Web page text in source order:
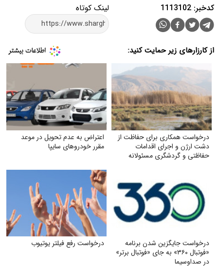
لینک کوتاه کدخبر: 1113102
از کارزارهای زیر حمایت کنید:
درخواست همکاری برای حفاظت از
دشت ارژن و اجرای اقدامات
حفاظتی و گردشگری مسئولانه
اعتراض به عدم تحویل در موعد
مقرر خودروهای سایپا
درخواست جایگزین شدن برنامه
«فوتبال ۳۶۰» به جای «فوتبال برتر»
در صداوسیما
درخواست رفع فیلتر یوتیوب